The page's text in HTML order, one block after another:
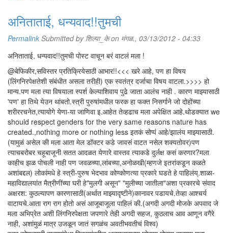
अनिताताई, धन्यवाद!!तुमची
Permalink Submitted by शिल्पा_केon मंगळ., 03/13/2012 - 04:33
अनिताताई, धन्यवाद!!तुमची पोस्ट वाचून बरं वाटलं मला !
@बेफिकीर,सविस्तर प्रतिक्रियेसाठी आभार!!<<< खरे आहे, पण हा विषय
(लिंगनिरपेक्षतेशी संबंधीत असला तरीही) एक स्वतंत्र दर्जाचा विषय वाटला.>>>> हो
मान्य.पण मला त्या विषयाला स्पर्श केल्याशिवाय पुढे जाता आलंच नाही . कारण माझ्यासाठी
'पण' हा तिथे येउन थांबतो.स्त्री पुरुषांमधील फरक हा फक्त निसर्गाने जो दोहोंच्या
शरीररचनेत,त्यायोगे येणा-या जाणिवा इ.आहेत तेव्हढाच मला अपेक्षित आहे.थोडक्यात we
should respect genders for the very same reasons nature has
created.,nothing more or nothing less इतकं सोप्पं आहे/झालंय माझ्यासाठी.
(यामुळं असेल की मला आता मेल डॉक्टर कडे जावसं वाटत नसेल शक्यतोवर)पण
त्याचबरोबर चहूबाजूनी सतत आदळत येणारे वास्तव त्याकडे दुर्लक्ष कसं करणार?मला
काहीच झळ पोचली नाही पण जवळच्या,लांबच्या,अनोळखी(म्हणजे इतरांकडून कळते
अशांबद्दल) लोकांमधे हे स्त्री-पुरुष भेदभाव कोण्कोणत्या प्रकारे घडते हे पाहिलंय्.शाळा-
महाविद्यालयांत मैत्रीणींच्या घरी हे"मुलगी असून" "मुलीच्या जातीला"अशा प्रकारचे संवाद
अक्षरश: कुठल्यापण कारणासाठी(अर्थात माझ्यादृष्टीने)कानावर पडायचे.तेव्हा आश्चर्य
वाटायचे.आता राग राग होतो असं आजूबाजूला पाहिलं की.(अगदी अगदी मोजके अपवाद जे
मला अभिप्रेत अशी लिंगनिरपेक्षता जपणारे तेही अगदी सहज, कुठलाच आव आणून वगैरे
नाही, अशांमुळं मात्र उजळून जातं सगळंच अवतीभवतीचं विश्व)